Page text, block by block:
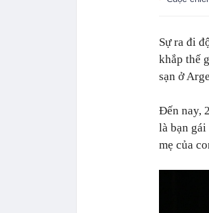
Sự ra đi
khắp thế
sạn ở
Đến nay,
là bạn
mẹ của